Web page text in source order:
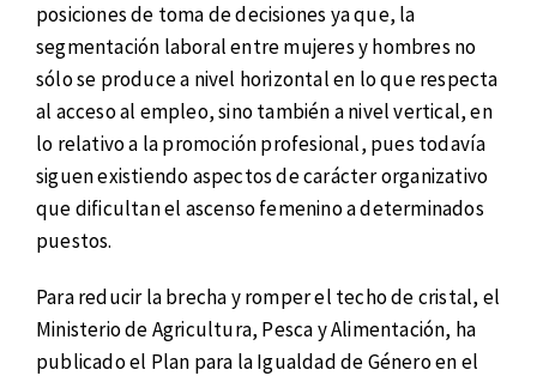
posiciones de toma de decisiones ya que, la
segmentación laboral entre mujeres y hombres no
sólo se produce a nivel horizontal en lo que respecta
al acceso al empleo, sino también a nivel vertical, en
lo relativo a la promoción profesional, pues todavía
siguen existiendo aspectos de carácter organizativo
que dificultan el ascenso femenino a determinados
puestos.
Para reducir la brecha y romper el techo de cristal, el
Ministerio de Agricultura, Pesca y Alimentación, ha
publicado el Plan para la Igualdad de Género en el